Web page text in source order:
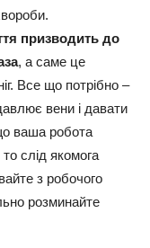
призводить до
, а саме це
Все що потрібно –
вени і давати
ваша робота
слід якомога
з робочого
розминайте